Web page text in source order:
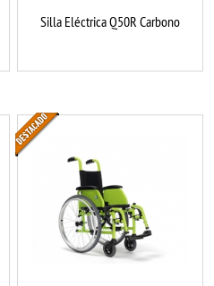
Silla Eléctrica Q50R Carbono